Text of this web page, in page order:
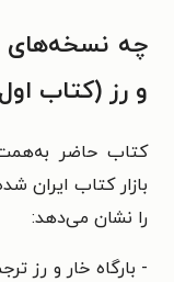
چه نسخه‌های
و رز (کتاب
کتاب حاضر
بازار کتاب ایران
را نشان می‌دهد:
- بارگاه خار و رز